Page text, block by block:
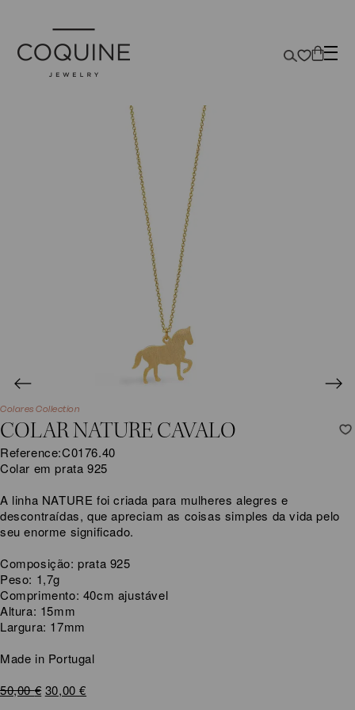
Colares Collection
COLAR NATURE CAVALO
Reference:C0176.40
Colar em prata 925
A linha NATURE foi criada para mulheres alegres e
descontraídas, que apreciam as coisas simples da vida pelo
seu enorme significado.
Composição: prata 925
Peso: 1,7g
Comprimento: 40cm ajustável
Altura: 15mm
Largura: 17mm
Made in Portugal
50,00€ O
30,00€